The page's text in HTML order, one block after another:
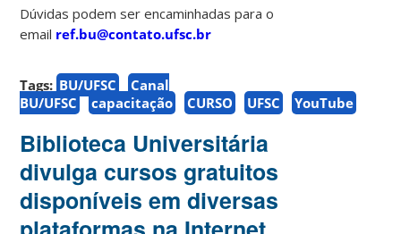
Dúvidas podem ser encaminhadas para o
email ref.bu@contato.ufsc.br
Tags: BU/UFSC
Canal
BU/UFSC
capacitação CURSO UFSC YouTube
Biblioteca Universitária
divulga cursos gratuitos
disponíveis em diversas